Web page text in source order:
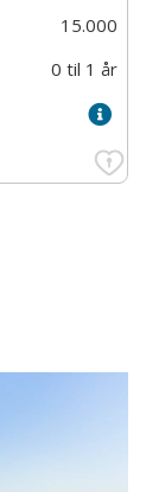
15.000
0 til 1 år